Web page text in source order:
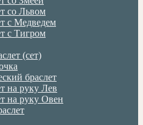
со Львом
с Медведем
с Тигром
(сет)
браслет
на руку Лев
на руку Овен